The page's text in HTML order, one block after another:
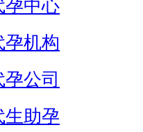
孕中心
孕机构
公司
生助孕